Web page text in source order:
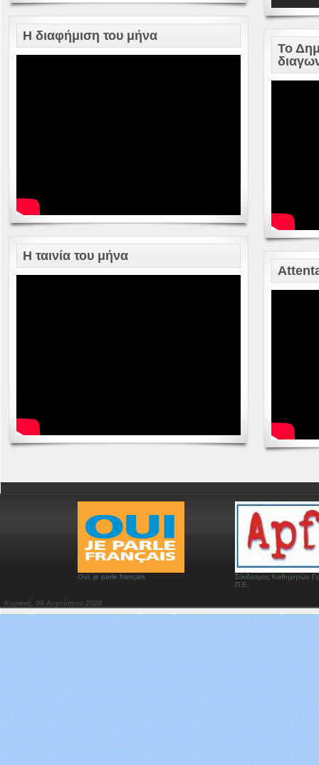
Η διαφήμιση του μήνα
Η ταινία του μήνα
Το
Oui, je parle français
Σύνδεσμος Καθηγητών
Π.Ε.
Κυριακή, 09 Αυγούστου 2026